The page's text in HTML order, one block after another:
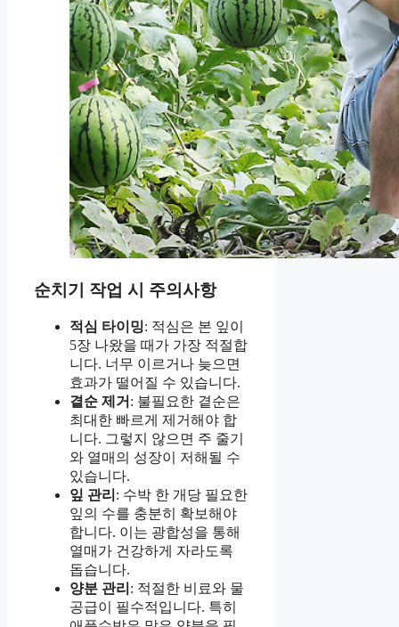
순치기 작업 시 주의사항
적심 타이밍: 적심은 본 잎이
5장 나왔을 때가 가장 적절합
니다. 너무 이르거나 늦으면
효과가 떨어질 수 있습니다.
곁순 제거 : 불필요한 곁순은
최대한 빠르게 제거해야 합
니다. 그렇지 않으면 주 줄기
와 열매의 성장이 저해될 수
있습니다.
잎 관리 : 수박 한 개당 필요한
잎의 수를 충분히 확보해야
합니다. 이는 광합성을 통해
열매가 건강하게 자라도록
돕습니다.
양분 관리 : 적절한 비료와 물
공급이 필수적입니다. 특히